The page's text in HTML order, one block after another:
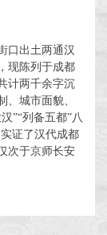
口出土两通汉
现陈列于成都
计两千余字沉
、城市面貌、
”“列备五都”八
证了汉代成都
次于京师长安